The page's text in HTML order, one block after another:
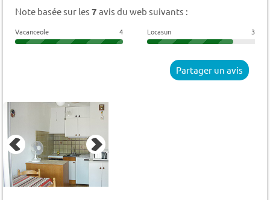
Note basée sur les 7 avis du web suivants :
Vacanceole 4 Locasun 3
Partager un avis